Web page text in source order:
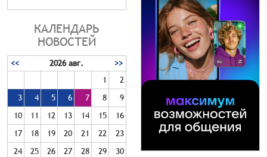
КАЛЕНДАРЬ
НОВОСТЕЙ
<< 2026 авг.
>>
1
2
3
4 5 6 7 8
9
10
11 12 13 14 15
16
17
18 19 20 21 22
23
24
25 26 27 28 29
30